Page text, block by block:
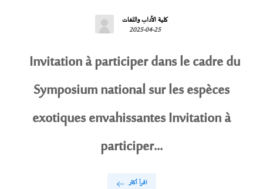
كلية الآداب واللغات
2025-04-25
Invitation à participer dans le cadre du
Symposium national sur les espèces
exotiques envahissantes Invitation à
participer...
اقرأ أكثر